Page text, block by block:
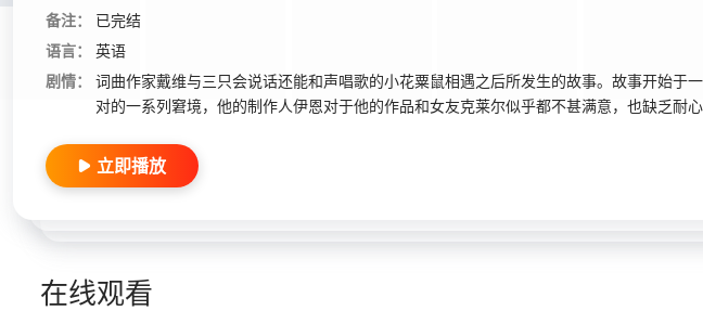
备注：
已完结
语言：
英语
剧情：
词曲作家戴维与三只会说话还能和声唱歌的小花粟鼠相遇之后所发生的故事。故事开始于
对的一系列窘境，他的制作人伊恩对于他的作品和女友克莱尔似乎都不甚满意，也缺乏耐
立即播放
在线观看